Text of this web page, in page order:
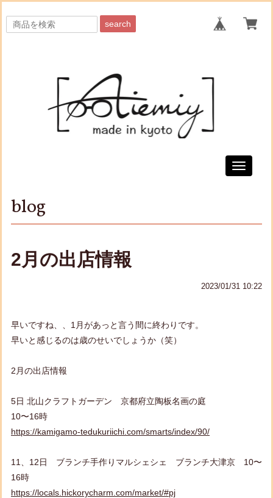
search
Toggle
blog
2月の出店情報
2023/01/31 10:22
早いですね、、1月があっと言う間に終わりです。
早いと感じるのは歳のせいでしょうか（笑）
2月の出店情報
5日 北山クラフトガーデン 京都府立陶板名画の庭
10〜16時
https://kamigamo-tedukuriichi.com/smarts/index/90/
11、12日 ブランチ手作りマルシェシェ ブランチ大津京 10〜
16時
https://locals.hickorycharm.com/market/#pj